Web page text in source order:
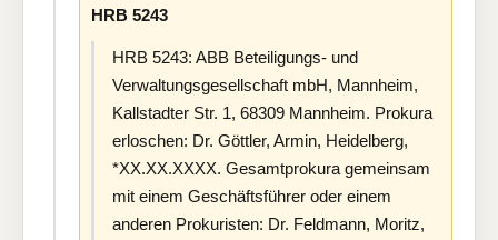
HRB 5243
HRB 5243: ABB Beteiligungs- und
Verwaltungsgesellschaft mbH, Mannheim,
Kallstadter Str. 1, 68309 Mannheim. Prokura
erloschen: Dr. Göttler, Armin, Heidelberg,
*XX.XX.XXXX. Gesamtprokura gemeinsam
mit einem Geschäftsführer oder einem
anderen Prokuristen: Dr. Feldmann, Moritz,